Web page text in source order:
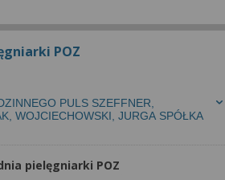
POZ
PULS SZEFFNER,
WOJCIECHOWSKI, JURGA SPÓŁKA
pielęgniarki POZ